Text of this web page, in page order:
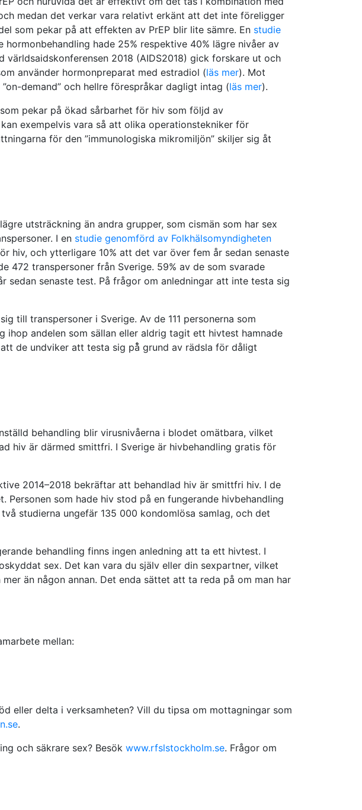
medan det verkar vara relativt erkänt att det inte föreligger
som pekar på att effekten av PrEP blir lite sämre. En studie
hade 25% respektive 40% lägre nivåer av
2018 (AIDS2018) gick forskare ut och
använder hormonpreparat med estradiol (läs mer). Mot
demand” och hellre förespråkar dagligt intag (läs mer).
pekar på ökad sårbarhet för hiv som följd av
exempelvis vara så att olika operationstekniker för
för den ”immunologiska mikromiljön” skiljer sig åt
utsträckning än andra grupper, som cismän som har sex
I en studie genomförd av Folkhälsomyndigheten
hiv, och ytterligare 10% att det var över fem år sedan senaste
472 transpersoner från Sverige. 59% av de som svarade
senaste test. På frågor om anledningar att inte testa sig
till transpersoner i Sverige. Av de 111 personerna som
andelen som sällan eller aldrig tagit ett hivtest hamnade
de undviker att testa sig på̊ grund av rädsla för dåligt
behandling blir virusnivåerna i blodet omätbara, vilket
hiv är därmed smittfri. I Sverige är hivbehandling gratis för
2014–2018 bekräftar att behandlad hiv är smittfri hiv. I de
som hade hiv stod på en fungerande hivbehandling
studierna ungefär 135 000 kondomlösa samlag, och det
behandling finns ingen anledning att ta ett hivtest. I
sex. Det kan vara du själv eller din sexpartner, vilket
än någon annan. Det enda sättet att ta reda på om man har
mellan:
eller delta i verksamheten? Vill du tipsa om mottagningar som
.
och säkrare sex? Besök www.rfslstockholm.se. Frågor om